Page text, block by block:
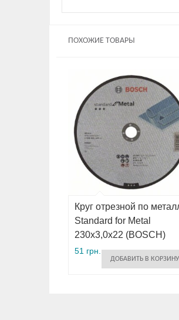
ПОХОЖИЕ ТОВАРЫ
Круг отрезной по
Standard for Metal
230х3,0х22 (BOSCH)
51 грн.
ДОБАВИТЬ В КОРЗИНУ